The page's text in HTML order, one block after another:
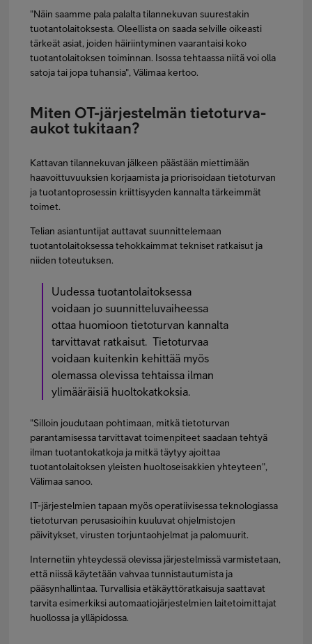
"Näin saamme pala palalta tilannekuvan suurestakin
tuotantolaitoksesta. Oleellista on saada selville oikeasti
tärkeät asiat, joiden häiriintyminen vaarantaisi koko
tuotantolaitoksen toiminnan. Isossa tehtaassa niitä voi olla
satoja tai jopa tuhansia", Välimaa kertoo.
Miten OT-järjestelmän tietoturva-
aukot tukitaan?
Kattavan tilannekuvan jälkeen päästään miettimään
haavoittuvuuksien korjaamista ja priorisoidaan tietoturvan
ja tuotantoprosessin kriittisyyden kannalta tärkeimmät
toimet.
Telian asiantuntijat auttavat suunnittelemaan
tuotantolaitoksessa tehokkaimmat tekniset ratkaisut ja
niiden toteutuksen.
Uudessa tuotantolaitoksessa
voidaan jo suunnitteluvaiheessa
ottaa huomioon tietoturvan kannalta
tarvittavat ratkaisut.Tietoturvaa
voidaan kuitenkin kehittää myös
olemassa olevissa tehtaissa ilman
ylimääräisiä huoltokatkoksia.
"Silloin joudutaan pohtimaan, mitkä tietoturvan
parantamisessa tarvittavat toimenpiteet saadaan tehtyä
ilman tuotantokatkoja ja mitkä täytyy ajoittaa
tuotantolaitoksen yleisten huoltoseisakkien yhteyteen",
Välimaa sanoo.
IT-järjestelmien tapaan myös operatiivisessa teknologiassa
tietoturvan perusasioihin kuuluvat ohjelmistojen
päivitykset, virusten torjuntaohjelmat ja palomuurit.
Internetiin yhteydessä olevissa järjestelmissä varmistetaan,
että niissä käytetään vahvaa tunnistautumista ja
pääsynhallintaa. Turvallisia etäkäyttöratkaisuja saattavat
tarvita esimerkiksi automaatiojärjestelmien laitetoimittajat
huollossa ja ylläpidossa.